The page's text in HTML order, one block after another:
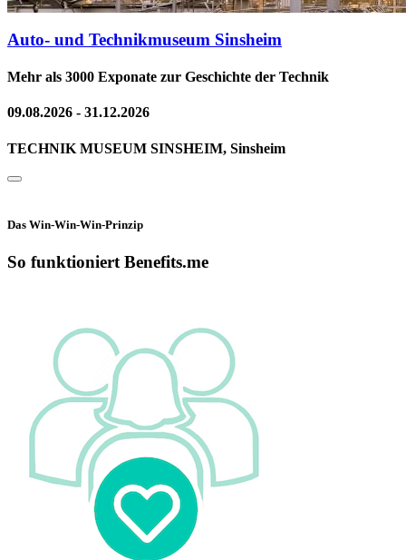
Auto- und Technikmuseum Sinsheim
Mehr als 3000 Exponate zur Geschichte der Technik
09.08.2026 - 31.12.2026
TECHNIK MUSEUM SINSHEIM, Sinsheim
Das Win-Win-Win-Prinzip
So funktioniert Benefits.me